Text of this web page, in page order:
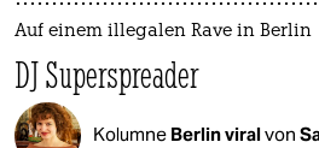
Auf einem illegalen Rave in Berlin
DJ Superspreader
Kolumne Berlin viralvon